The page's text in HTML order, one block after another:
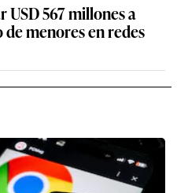
USD 567 millones a
de menores en redes